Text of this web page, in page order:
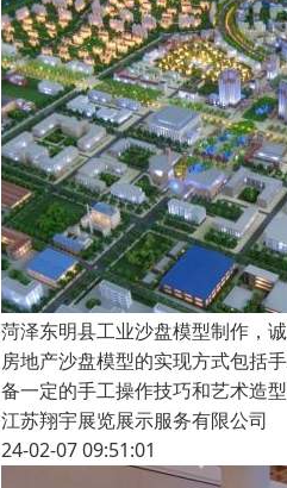
菏泽东明县工业沙盘模型制作，
房地产沙盘模型的实现方式包括
备一定的手工操作技巧和艺术造
江苏翔宇展览展示服务有限公司
24-02-07 09:51:01